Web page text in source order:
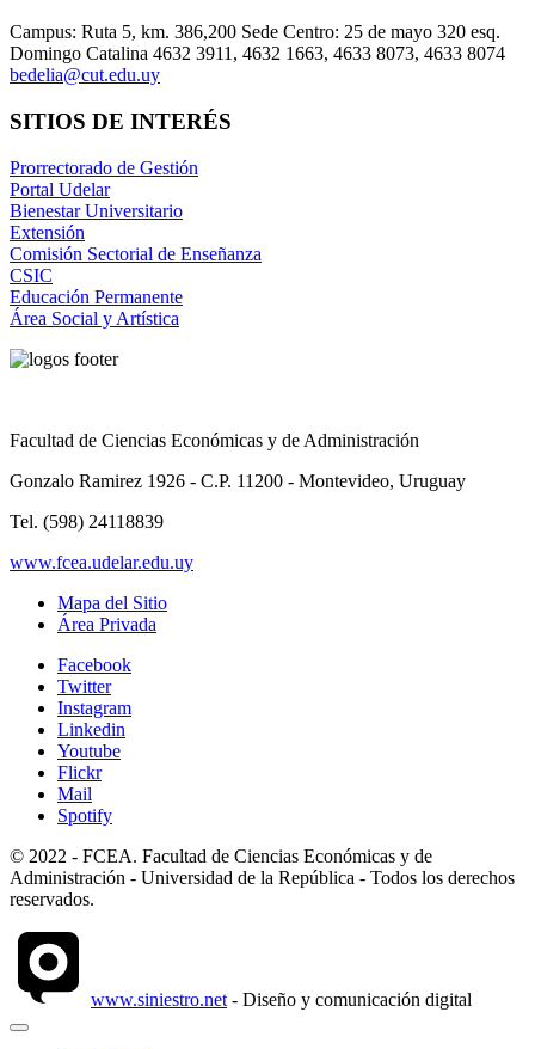
Campus: Ruta 5, km. 386,200 Sede Centro: 25 de mayo 320 esq.
Domingo Catalina 4632 3911, 4632 1663, 4633 8073, 4633 8074
bedelia@cut.edu.uy
SITIOS DE INTERÉS
Prorrectorado de Gestión
Portal Udelar
Bienestar Universitario
Extensión
Comisión Sectorial de Enseñanza
CSIC
Educación Permanente
Área Social y Artística
Facultad de Ciencias Económicas y de Administración
Gonzalo Ramirez 1926 - C.P. 11200 - Montevideo, Uruguay
Tel. (598) 24118839
www.fcea.udelar.edu.uy
Mapa del Sitio
Área Privada
Facebook
Twitter
Instagram
Linkedin
Youtube
Flickr
Mail
Spotify
© 2022 - FCEA. Facultad de Ciencias Económicas y de
Administración - Universidad de la República - Todos los derechos
reservados.
www.siniestro.net - Diseño y comunicación digital